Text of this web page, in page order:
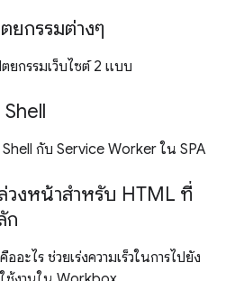
ยกรรมต่างๆ
ยกรรมเว็บไซต์ 2 แบบ
กับ Service Worker ใน SPA
วงหน้าสำหรับ HTML ที่
ก
อะไร ช่วยเร่งความเร็วในการไปยัง